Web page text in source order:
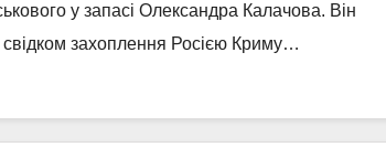
у запасі Олександра Калачова. Він
свідком захоплення Росією Криму…